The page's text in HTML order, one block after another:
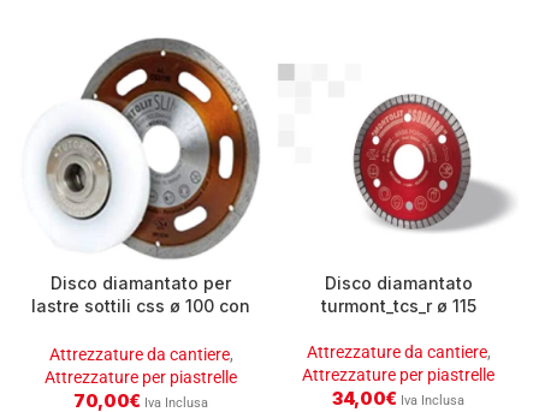
Disco diamantato per
lastre sottili css ø 100 con
Attrezzature da cantiere,
Attrezzature per piastrelle
70,00€ Iva Inclusa
Disco diamantato
turmont_tcs_r ø 115
Attrezzature da cantiere,
Attrezzature per piastrelle
34,00€ Iva Inclusa